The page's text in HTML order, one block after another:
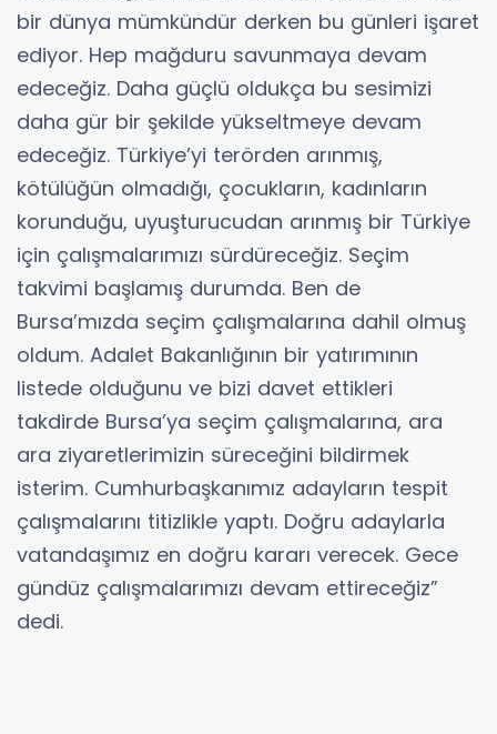
bir dünya mümkündür derken bu günleri işaret
ediyor. Hep mağduru savunmaya devam
edeceğiz. Daha güçlü oldukça bu sesimizi
daha gür bir şekilde yükseltmeye devam
edeceğiz. Türkiye’yi terörden arınmış,
kötülüğün olmadığı, çocukların, kadınların
korunduğu, uyuşturucudan arınmış bir Türkiye
için çalışmalarımızı sürdüreceğiz. Seçim
takvimi başlamış durumda. Ben de
Bursa’mızda seçim çalışmalarına dahil olmuş
oldum. Adalet Bakanlığının bir yatırımının
listede olduğunu ve bizi davet ettikleri
takdirde Bursa’ya seçim çalışmalarına, ara
ara ziyaretlerimizin süreceğini bildirmek
isterim. Cumhurbaşkanımız adayların tespit
çalışmalarını titizlikle yaptı. Doğru adaylarla
vatandaşımız en doğru kararı verecek. Gece
gündüz çalışmalarımızı devam ettireceğiz”
dedi.